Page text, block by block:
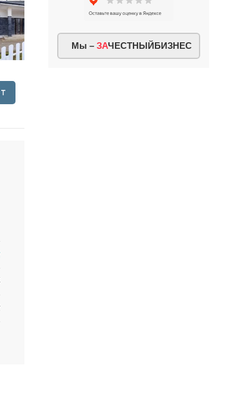
Мы – ЗАЧЕСТНЫЙБИЗНЕС